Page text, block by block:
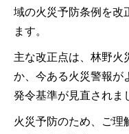
域の火災予防条例を改
ます。
主な改正点は、林野火
か、今ある火災警報が
発令基準が見直されま
火災予防のため、ご理